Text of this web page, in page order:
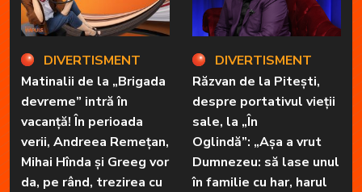
DIVERTISMENT
Matinalii de la „Brigada
devreme” intră în
vacanță! În perioada
verii, Andreea Remețan,
Mihai Hînda și Greeg vor
da, pe rând, trezirea cu
DIVERTISMENT
Răzvan de la Pitești,
despre portativul vieții
sale, la „În
Oglindă”: „Așa a vrut
Dumnezeu: să lase unul
în familie cu har, harul